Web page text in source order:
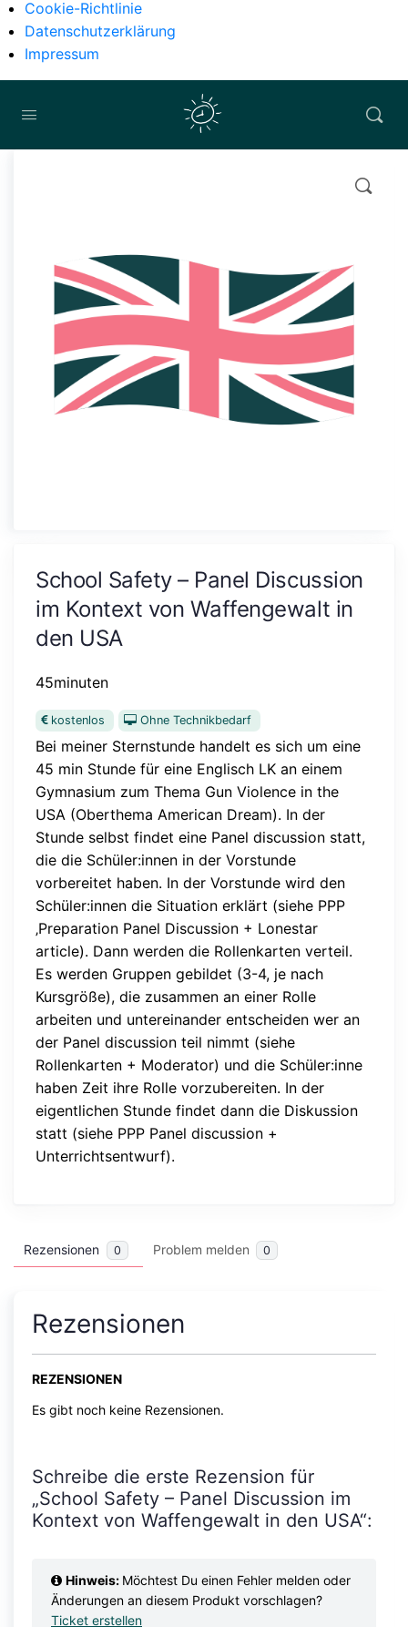
Cookie-Richtlinie
Datenschutzerklärung
Impressum
School Safety – Panel Discussion
im Kontext von Waffengewalt in
den USA
45minuten
kostenlos Ohne Technikbedarf
Bei meiner Sternstunde handelt es sich um eine
45 min Stunde für eine Englisch LK an einem
Gymnasium zum Thema Gun Violence in the
USA (Oberthema American Dream). In der
Stunde selbst findet eine Panel discussion statt,
die die Schüler:innen in der Vorstunde
vorbereitet haben. In der Vorstunde wird den
Schüler:innen die Situation erklärt (siehe PPP
‚Preparation Panel Discussion + Lonestar
article). Dann werden die Rollenkarten verteil.
Es werden Gruppen gebildet (3-4, je nach
Kursgröße), die zusammen an einer Rolle
arbeiten und untereinander entscheiden wer an
der Panel discussion teil nimmt (siehe
Rollenkarten + Moderator) und die Schüler:inne
haben Zeit ihre Rolle vorzubereiten. In der
eigentlichen Stunde findet dann die Diskussion
statt (siehe PPP Panel discussion +
Unterrichtsentwurf).
Rezensionen 0 Problem melden 0
Rezensionen
REZENSIONEN
Es gibt noch keine Rezensionen.
Schreibe die erste Rezension für
„School Safety – Panel Discussion im
Kontext von Waffengewalt in den USA“:
Hinweis: Möchtest Du einen Fehler melden oder
Änderungen an diesem Produkt vorschlagen?
Ticket erstellen